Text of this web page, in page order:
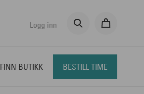
Logg inn
FINN BUTIKK BESTILL TIME